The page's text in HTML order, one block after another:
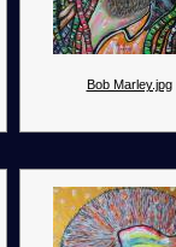
Bob Marley.jpg